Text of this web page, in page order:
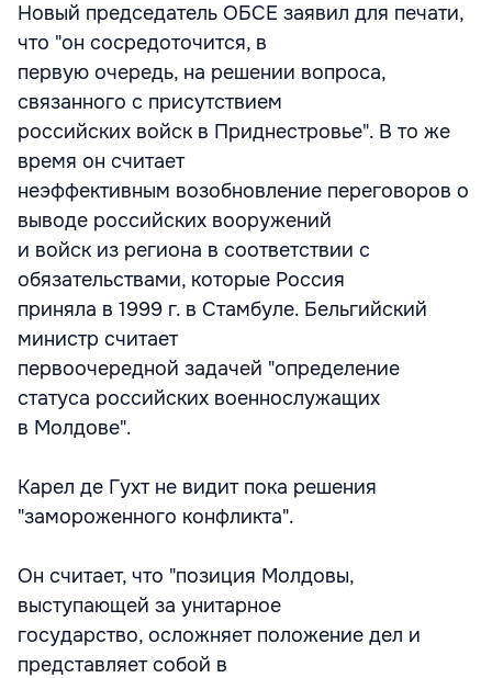
Новый председатель ОБСЕ заявил для печати,
что "он сосредоточится, в
первую очередь, на решении вопроса,
связанного с присутствием
российских войск в Приднестровье". В то же
время он считает
неэффективным возобновление переговоров о
выводе российских вооружений
и войск из региона в соответствии с
обязательствами, которые Россия
приняла в 1999 г. в Стамбуле. Бельгийский
министр считает
первоочередной задачей "определение
статуса российских военнослужащих
в Молдове".
Карел де Гухт не видит пока решения
"замороженного конфликта".
Он считает, что "позиция Молдовы,
выступающей за унитарное
государство, осложняет положение дел и
представляет собой в